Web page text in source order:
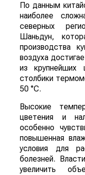
По данным
наиболее
северных
Шаньдун,
производства
воздуха
из крупнейших
столбики
50 °C.
Высокие
цветения и
особенно
повышенная
условия для
болезней.
увеличить